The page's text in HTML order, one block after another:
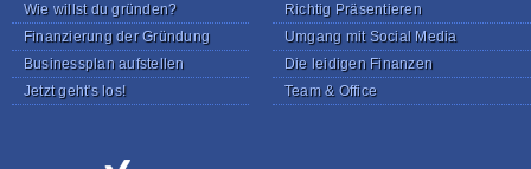
Wie willst du gründen?
Finanzierung der Gründung
Businessplan aufstellen
Jetzt geht's los!
Richtig Präsentieren
Umgang mit Social Media
Die leidigen Finanzen
Team & Office